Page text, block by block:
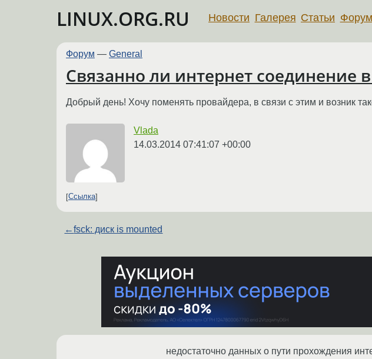
LINUX.ORG.RU Новости Галерея Статьи Форум
Форум — General
Связанно ли интернет соединение
Добрый день! Хочу поменять провайдера, в связи с этим и возник
Vlada
14.03.2014 07:41:07 +00:00
Ссылка
←fsck: диск is mounted
недостаточно данных о пути прохождения